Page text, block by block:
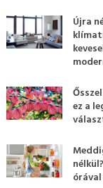
Újra
ez a